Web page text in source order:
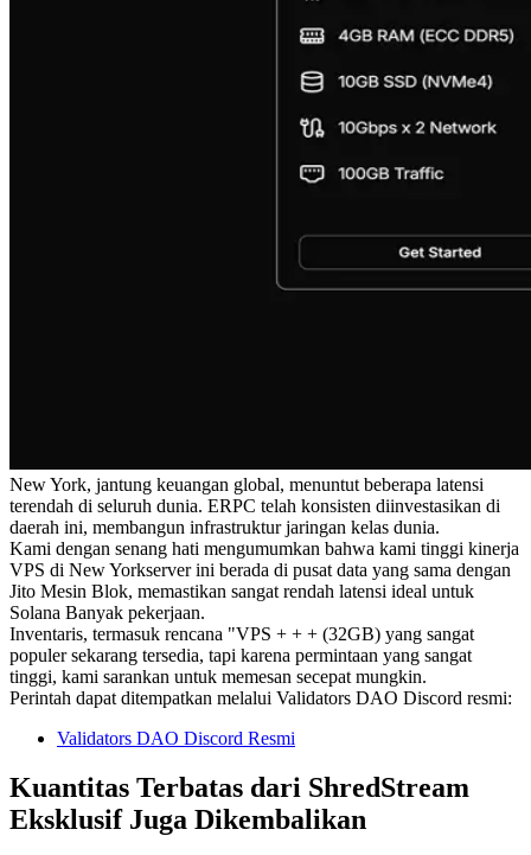
New York, jantung keuangan global, menuntut beberapa latensi
terendah di seluruh dunia. ERPC telah konsisten diinvestasikan di
daerah ini, membangun infrastruktur jaringan kelas dunia.
Kami dengan senang hati mengumumkan bahwa kami tinggi kinerja
VPS di New Yorkserver ini berada di pusat data yang sama dengan
Jito Mesin Blok, memastikan sangat rendah latensi ideal untuk
Solana Banyak pekerjaan.
Inventaris, termasuk rencana "VPS + + + (32GB) yang sangat
populer sekarang tersedia, tapi karena permintaan yang sangat
tinggi, kami sarankan untuk memesan secepat mungkin.
Perintah dapat ditempatkan melalui Validators DAO Discord resmi:
Validators DAO Discord Resmi
Kuantitas Terbatas dari ShredStream
Eksklusif Juga Dikembalikan